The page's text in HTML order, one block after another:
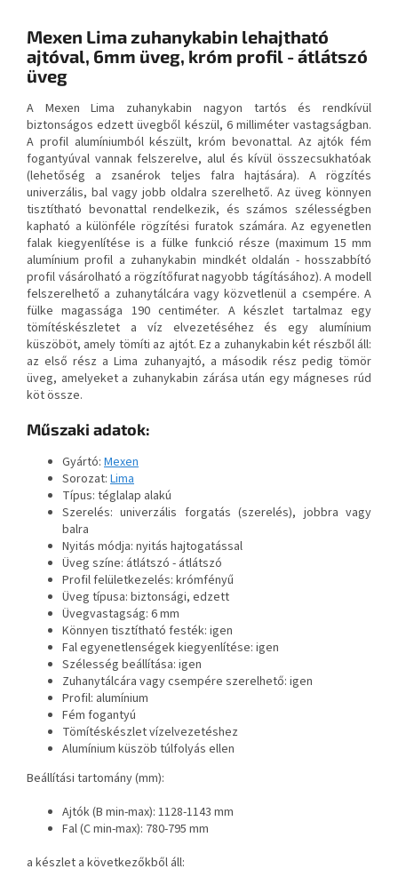
Mexen Lima zuhanykabin lehajtható
ajtóval, 6mm üveg, króm profil - átlátszó
üveg
A Mexen Lima zuhanykabin nagyon tartós és rendkívül
biztonságos edzett üvegből készül, 6 milliméter vastagságban.
A profil alumíniumból készült, króm bevonattal. Az ajtók fém
fogantyúval vannak felszerelve, alul és kívül összecsukhatóak
(lehetőség a zsanérok teljes falra hajtására). A rögzítés
univerzális, bal vagy jobb oldalra szerelhető. Az üveg könnyen
tisztítható bevonattal rendelkezik, és számos szélességben
kapható a különféle rögzítési furatok számára. Az egyenetlen
falak kiegyenlítése is a fülke funkció része (maximum 15 mm
alumínium profil a zuhanykabin mindkét oldalán - hosszabbító
profil vásárolható a rögzítőfurat nagyobb tágításához). A modell
felszerelhető a zuhanytálcára vagy közvetlenül a csempére. A
fülke magassága 190 centiméter. A készlet tartalmaz egy
tömítéskészletet a víz elvezetéséhez és egy alumínium
küszöböt, amely tömíti az ajtót. Ez a zuhanykabin két részből áll:
az első rész a Lima zuhanyajtó, a második rész pedig tömör
üveg, amelyeket a zuhanykabin zárása után egy mágneses rúd
köt össze.
Műszaki adatok:
Gyártó: Mexen
Sorozat: Lima
Típus: téglalap alakú
Szerelés: univerzális forgatás (szerelés), jobbra vagy
balra
Nyitás módja: nyitás hajtogatással
Üveg színe: átlátszó - átlátszó
Profil felületkezelés: krómfényű
Üveg típusa: biztonsági, edzett
Üvegvastagság: 6 mm
Könnyen tisztítható festék: igen
Fal egyenetlenségek kiegyenlítése: igen
Szélesség beállítása: igen
Zuhanytálcára vagy csempére szerelhető: igen
Profil: alumínium
Fém fogantyú
Tömítéskészlet vízelvezetéshez
Alumínium küszöb túlfolyás ellen
Beállítási tartomány (mm):
Ajtók (B min-max): 1128-1143 mm
Fal (C min-max): 780-795 mm
a készlet a következőkből áll: